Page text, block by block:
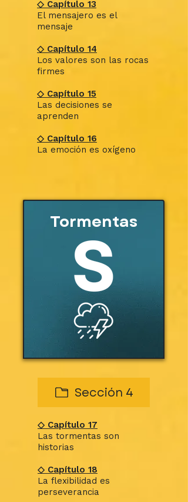
◇ Capítulo 13
El mensajero es el
mensaje
◇ Capítulo 14
Los valores son las rocas
firmes
◇ Capítulo 15
Las decisiones se
aprenden
◇ Capítulo 16
La emoción es oxígeno
Tormentas
Sección 4
◇ Capítulo 17
Las tormentas son
historias
◇ Capítulo 18
La flexibilidad es
perseverancia